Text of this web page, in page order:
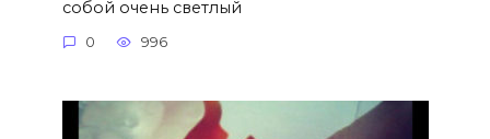
собой очень светлый
0 996